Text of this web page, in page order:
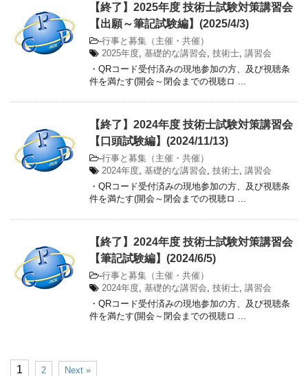
【終了】2025年度 技術士試験対策講習会
【出願～筆記試験編】(2025/4/3)
-行事と募集（主催・共催）
2025年度 基礎的な講習会 技術士 講習会
・QRコード受付済みの現地参加の方、及び視聴条
件を満たす(開会～閉会までの視聴ロ ...
【終了】2024年度 技術士試験対策講習会
【口頭試験編】(2024/11/13)
-行事と募集（主催・共催）
2024年度 基礎的な講習会 技術士 講習会
・QRコード受付済みの現地参加の方、及び視聴条
件を満たす(開会～閉会までの視聴ロ ...
【終了】2024年度 技術士試験対策講習会
【筆記試験編】(2024/6/5)
-行事と募集（主催・共催）
2024年度 基礎的な講習会 技術士 講習会
・QRコード受付済みの現地参加の方、及び視聴条
件を満たす(開会～閉会までの視聴ロ ...
1 2 Next »